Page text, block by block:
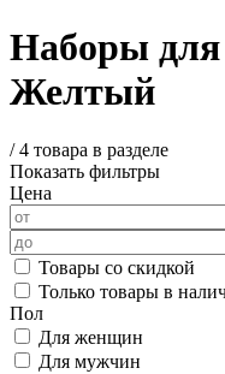
Наборы для
Желтый
/4 товара в разделе
Показать фильтры
Цена
Товары со скидкой
Только товары в
Пол
Для женщин
Для мужчин